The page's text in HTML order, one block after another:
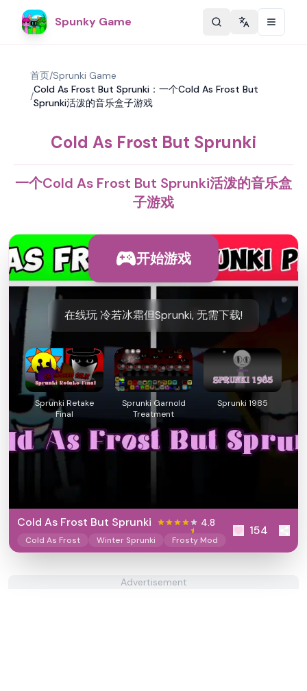
Spunky Game Change
首页/Sprunki Game
/
Cold As Frost But Sprunki：一个Cold As Frost But
Sprunki活泼的音乐盒子游戏
Cold As Frost But Sprunki
一个Cold As Frost But Sprunki活泼的音乐盒
子游戏
开始游戏
在线玩 冷若冰霜但Sprunki, 无需下载!
Sprunki Retake
Final
Sprunki Garnold
Treatment
Sprunki 1985
Cold As Frost But Sprunki 4.8
Cold As Frost Winter Sprunki Frosty Mod
154
Advertisement